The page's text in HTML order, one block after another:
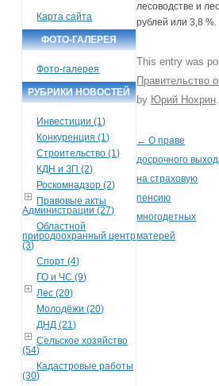
Карта сайта
ФОТО-ГАЛЕРЕЯ
Фото-галерея
РУБРИКИ НОВОСТЕЙ
Инвестиции (1)
Конкуренция (1)
Строительство (1)
КДН и ЗП (2)
Роскомнадзор (2)
Правовые акты
Администрации (27)
Областной
природоохранный центр
(3)
Спорт (4)
ГО и ЧС (9)
Лес (20)
Молодёжи (20)
ДНД (21)
Сельское хозяйство
(54)
Кадастровые работы
(30)
лесоводстве и
рублей или 3,8 %.
This entry was
Правительство
by Юрий Нохрин
Post navigation
← О праве
досрочного
на страховую
пенсию
многодетных
матерей